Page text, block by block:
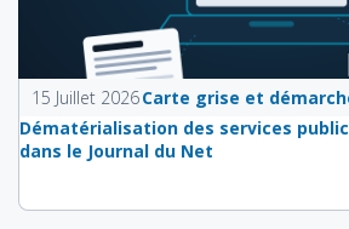
15 Juillet 2026Carte grise et
Dématérialisation des services
dans le Journal du Net